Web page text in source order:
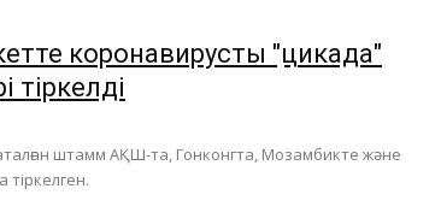
коронавирустың "цикада"
тіркелді
штамм АҚШ-та, Гонконгта, Мозамбикте және